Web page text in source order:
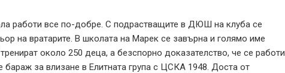
работи все по-добре. С подрастващите в ДЮШ на клуба се
на вратарите. В школата на Марек се завърна и голямо име
около 250 деца, а безспорно доказателство, че се работи
бараж за влизане в Елитната група с ЦСКА 1948. Доста от